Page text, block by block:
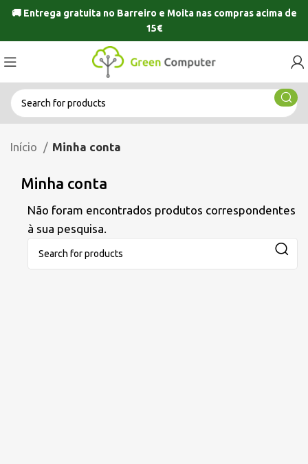
🚚 Entrega gratuita no Barreiro e Moitanas compras acima de
15€
Início Minha conta
Minha conta
Não foram encontrados produtos correspondentes
à sua pesquisa.